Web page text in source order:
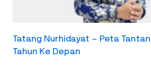
Tatang Nurhidayat – Peta
Tahun Ke Depan